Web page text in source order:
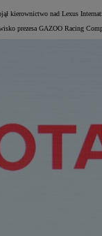
kierownictwo nad Lexus
prezesa GAZOO Racing